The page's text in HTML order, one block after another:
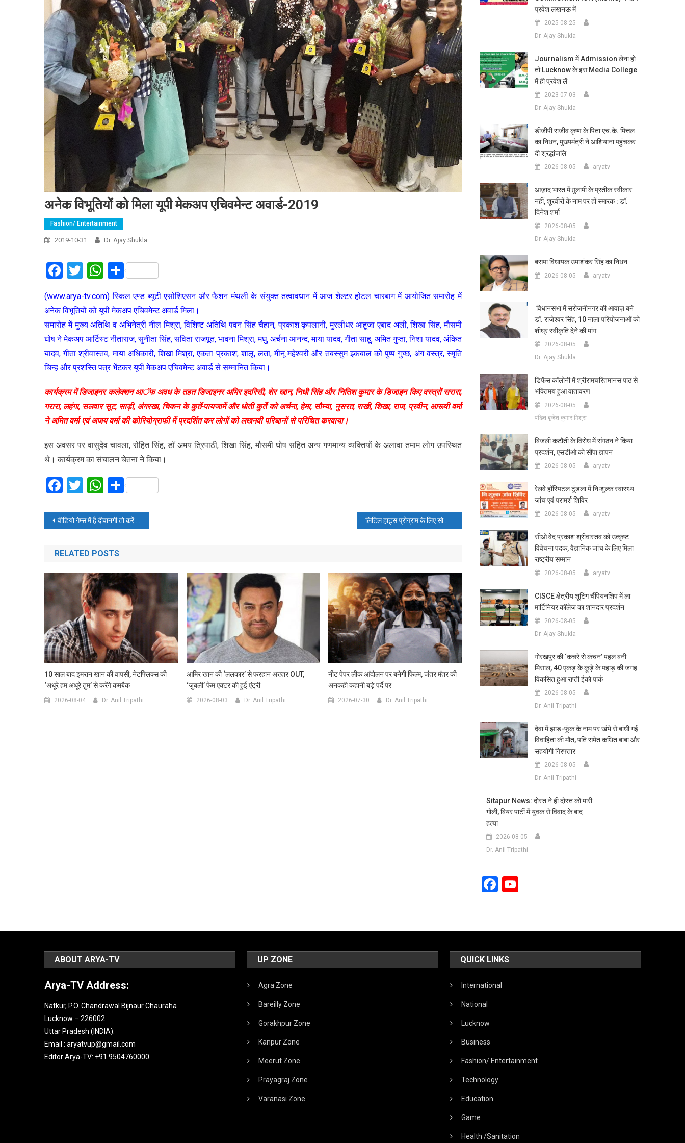
अनेक विभूतियों को मिला यूपी मेकअप एचिवमेन्ट अवार्ड-2019
Fashion/ Entertainment
2019-10-31 Dr. Ajay Shukla
Facebook
TwitterWhatsApp
Share
(www.arya-tv.com) स्किल एण्ड ब्यूटी एसोशिएसन और फैशन मंथली के संयुक्त तत्वावधान में आज शेल्टर होटल चारबाग में आयोजित समारोह में
अनेक विभूतियों को यूपी मेकअप एचिवमेन्ट अवार्ड मिला।
समारोह में मुख्य अतिथि व अभिनेत्री नील मिश्रा, विशिष्ट अतिथि पवन सिंह चैहान, प्रकाश कृपलानी, मुरलीधर आहूजा एबाद अली, शिखा सिंह, मौसमी
घोष ने मेकअप आर्टिस्ट नीताराज, सुनीता सिंह, सविता राजपूत, भावना मिश्रा, मधु, अर्चना आनन्द, माया यादव, गीता साहू, अमित गुप्ता, निशा यादव, अंकित
यादव, गीता श्रीवास्तव, माया अधिकारी, शिखा मिश्रा, एकता प्रकाश, शालू, लता, मीनू महेश्वरी और तबस्सुम इकबाल को पुष्प गुच्छ, अंग वस्त्र, स्मृति
चिन्ह और प्रशस्ति पत्र भेंटकर यूपी मेकअप एचिवमेन्ट अवार्ड से सम्मानित किया।
कार्यक्रम में डिजाइनर कलेक्शन आॅफ अवध के तहत डिजाइनर अमिर इदरिसी, शेर खान, निधी सिंह और नितिश कुमार के डिजाइन किए वस्त्रों सरारा,
गरारा, लहंगा, सलवार सूट, साड़ी, अंगरखा, चिकन के कुर्ते-पायजामें और धोती कुर्ते को अर्चना, हेमा, सौम्या, नुसरत, राखी, शिखा, राज, प्रवीन, आरूषी वर्मा
ने अमित वर्मा एवं अजय वर्मा की कोरियोग्राफी में प्रदर्शित कर लोगों को लखनवी परिधानों से परिचित करवाया।
इस अवसर पर वासुदेव चावला, रोहित सिंह, डाॅ अमय त्रिपाठी, शिखा सिंह, मौसमी घोष सहित अन्य गणमान्य व्यक्तियों के अलावा तमाम लोग उपस्थित
थे। कार्यक्रम का संचालन चेतना ने किया।
Facebook
TwitterWhatsApp
Share
Post
navigation
वीडियो गेम्स में है दीवानगी तो करें ये कोर्स लिटिल हाट्र्स प्रोग्राम के लिए सोनाक्षी को फैनकाइंड के साथ कैंपेन
RELATED POSTS
10 साल बाद इमरान खान की वापसी, नेटफ्लिक्स की
‘अधूरे हम अधूरे तुम’ से करेंगे कमबैक
2026-08-04 Dr. Anil Tripathi
आमिर खान की ‘ललकार’ से फरहान अख्तर OUT,
‘जुबली’ फेम एक्टर की हुई एंट्री
2026-08-03 Dr. Anil Tripathi
नीट पेपर लीक आंदोलन पर बनेगी फिल्म, जंतर मंतर की
अनकही कहानी बड़े पर्दे पर
2026-07-30 Dr. Anil Tripathi
प्रवेश लखनऊ में
2025-08-25
Dr. Ajay Shukla
Journalism में Admission लेना हो
तो Lucknow के इस Media College
में ही प्रवेश लें
2023-07-03
Dr. Ajay Shukla
डीजीपी राजीव कृष्ण के पिता एच.के. मित्तल
का निधन, मुख्यमंत्री ने आशियाना पहुंचकर
दी श्रद्धांजलि
2026-08-05 aryatv
आज़ाद भारत में ग़ुलामी के प्रतीक स्वीकार
नहीं, शूरवीरों के नाम पर हों स्मारक : डॉ.
दिनेश शर्मा
2026-08-05
Dr. Ajay Shukla
बसपा विधायक उमाशंकर सिंह का निधन
2026-08-05 aryatv
विधानसभा में सरोजनीनगर की आवाज़ बने
डॉ. राजेश्वर सिंह, 10 नाला परियोजनाओं को
शीघ्र स्वीकृति देने की मांग
2026-08-05
Dr. Ajay Shukla
डिफेंस कॉलोनी में श्रीरामचरितमानस पाठ से
भक्तिमय हुआ वातावरण
2026-08-05
पंडित बृजेश कुमार मिश्रा
बिजली कटौती के विरोध में संगठन ने किया
प्रदर्शन, एसडीओ को सौंपा ज्ञापन
2026-08-05 aryatv
रेलवे हॉस्पिटल टूंडला में निःशुल्क स्वास्थ्य
जांच एवं परामर्श शिविर
2026-08-05 aryatv
सीओ वेद प्रकाश श्रीवास्तव को उत्कृष्ट
विवेचना पदक, वैज्ञानिक जांच के लिए मिला
राष्ट्रीय सम्मान
2026-08-05 aryatv
CISCE क्षेत्रीय शूटिंग चैंपियनशिप में ला
मार्टिनियर कॉलेज का शानदार प्रदर्शन
2026-08-05
Dr. Ajay Shukla
गोरखपुर की ‘कचरे से कंचन’ पहल बनी
मिसाल, 40 एकड़ के कूड़े के पहाड़ की जगह
विकसित हुआ राप्ती ईको पार्क
2026-08-05
Dr. Anil Tripathi
देवा में झाड़-फूंक के नाम पर खंभे से बांधी गई
विवाहिता की मौत, पति समेत कथित बाबा और
सहयोगी गिरफ्तार
2026-08-05
Dr. Anil Tripathi
Sitapur News: दोस्त ने ही दोस्त को मारी
गोली, बियर पार्टी में युवक से विवाद के बाद
हत्या
2026-08-05
Dr. Anil Tripathi
Facebook
ABOUT ARYA-TV
Arya-TV Address:
Natkur, P.O. Chandrawal Bijnaur Chauraha
Lucknow – 226002
Uttar Pradesh (INDIA).
Email : aryatvup@gmail.com
Editor Arya-TV: +91 9504760000
UP ZONE
Agra Zone
Bareilly Zone
Gorakhpur Zone
Kanpur Zone
Meerut Zone
Prayagraj Zone
Varanasi Zone
QUICK LINKS
International
National
Lucknow
Business
Fashion/ Entertainment
Technology
Education
Game
Health /Sanitation